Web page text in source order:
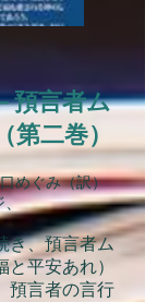
預言者ム
二巻）
めぐみ（訳）
、
き、預言者ム
平安あれ）
預言者の言行